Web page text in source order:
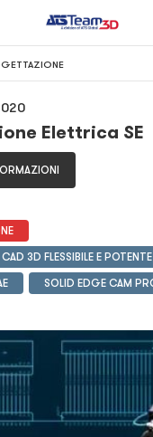
Elettrica SE
3D FLESSIBILE E
SOLID EDGE CAM